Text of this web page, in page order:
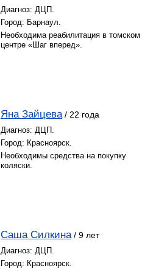
Диагноз: ДЦП.
Город: Барнаул.
Необходима реабилитация в томском
центре «Шаг вперед».
Яна Зайцева / 22 года
Диагноз: ДЦП.
Город: Красноярск.
Необходимы средства на покупку
коляски.
Саша Силкина / 9 лет
Диагноз: ДЦП.
Город: Красноярск.